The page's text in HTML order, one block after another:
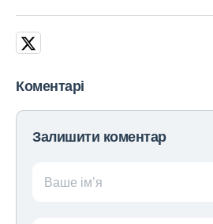
Коментарі
Залишити коментар
Ваше ім’я